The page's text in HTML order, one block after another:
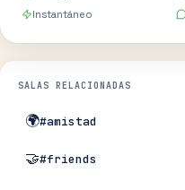
Instantáneo
SALAS RELACIONADAS
🌍#amistad
🤝#friends